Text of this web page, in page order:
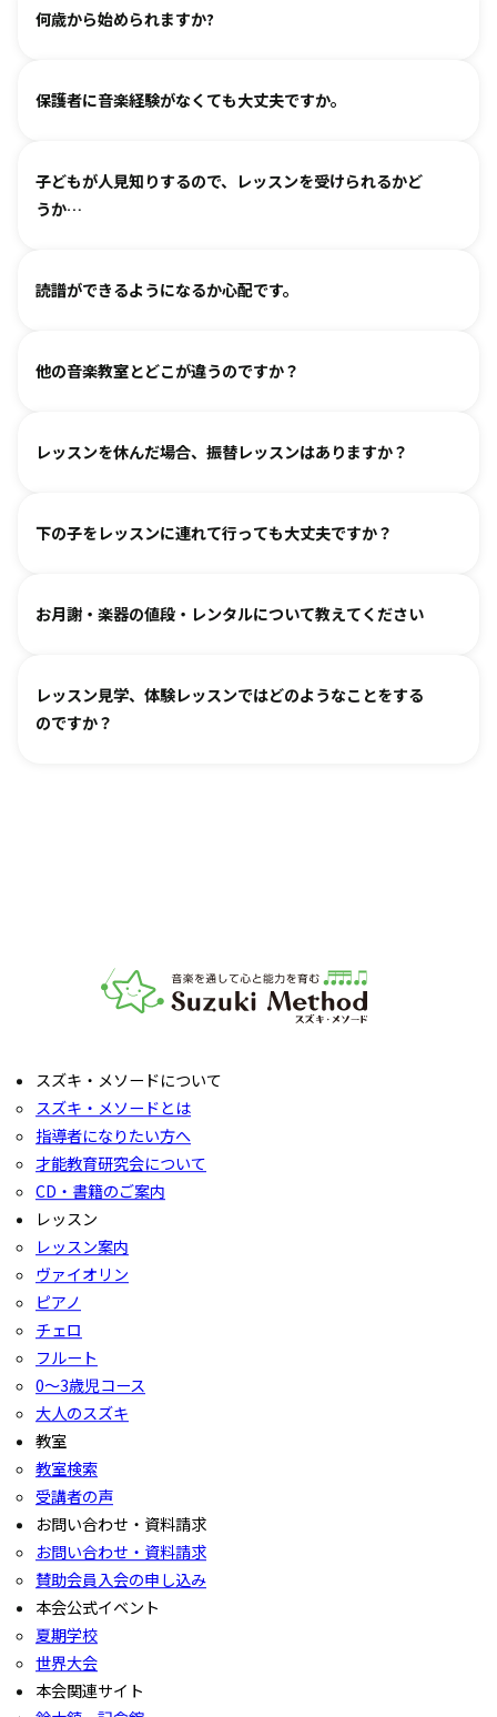
何歳から始められますか?
ヴァイオリン、ピアノ、フルート、チェロは2、3歳から始め
（楽器のレッスンを始める前の0〜3歳児コースは全国に約15
箇所ございます。）
保護者に音楽経験がなくても大丈夫ですか。
基本は個人レッスンで、一人一人に合わせて指導しておりま
す。楽器に触れるのが初めてのお子様・ご家庭でも基礎から
グループレッスンやイベントなど、楽しくご参加いただける
る、というお声も多くいただいております。
子どもが人見知りするので、レッスンを受けられるかど
うか…
各指導者がお子様の個性に合わせて、安心して音楽を楽しん
ご覧いただき、徐々に慣れていただくのがおすすめです。お
読譜ができるようになるか心配です。
各指導者がお子様の様子を見ながら工夫をして指導していま
どを通して楽しみながら自然に読譜に慣れていきます。
他の音楽教室とどこが違うのですか？
言葉を身につけるのと同じように、まずはたくさん聴いて、
ァルトなどの名曲を弾けるようになります。指導者は 養成課
レッスンを休んだ場合、振替レッスンはありますか？
教室ごとに時間割を組んでおりますので、各教室までご相談
オンラインレッスン対応が可能な教室もございます。
下の子をレッスンに連れて行っても大丈夫ですか？
どうぞお連れください。まずはレッスン見学にお越しいただ
お月謝・楽器の値段・レンタルについて教えてください
お月謝は教室により異なります。 教室情報ページ をご参照く
ださい。
レッスン見学、体験レッスンではどのようなことをする
のですか？
音楽教室スズキ・メソード | 公益社団法人才能教育研究
スズキ・メソードについて
スズキ・メソードとは
指導者になりたい方へ
才能教育研究会について
CD・書籍のご案内
レッスン
レッスン案内
ヴァイオリン
ピアノ
チェロ
フルート
0〜3歳児コース
大人のスズキ
教室
教室検索
受講者の声
お問い合わせ・資料請求
お問い合わせ・資料請求
賛助会員入会の申し込み
本会公式イベント
夏期学校
世界大会
本会関連サイト